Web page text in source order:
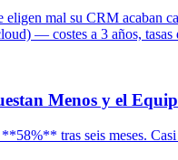
mal su CRM acaban
— costes a 3 años,
Menos y el
tras seis meses.